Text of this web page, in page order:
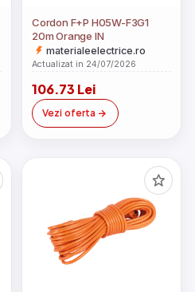
Cordon F+P H05W-F3G1
20m Orange IN
materialeelectrice.ro
Actualizat in 24/07/2026
106.73 Lei
Vezi oferta